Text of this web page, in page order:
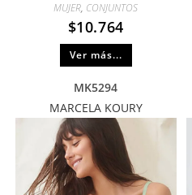
MUJER, CONJUNTOS
$10.764
Ver más...
MK5294
MARCELA KOURY